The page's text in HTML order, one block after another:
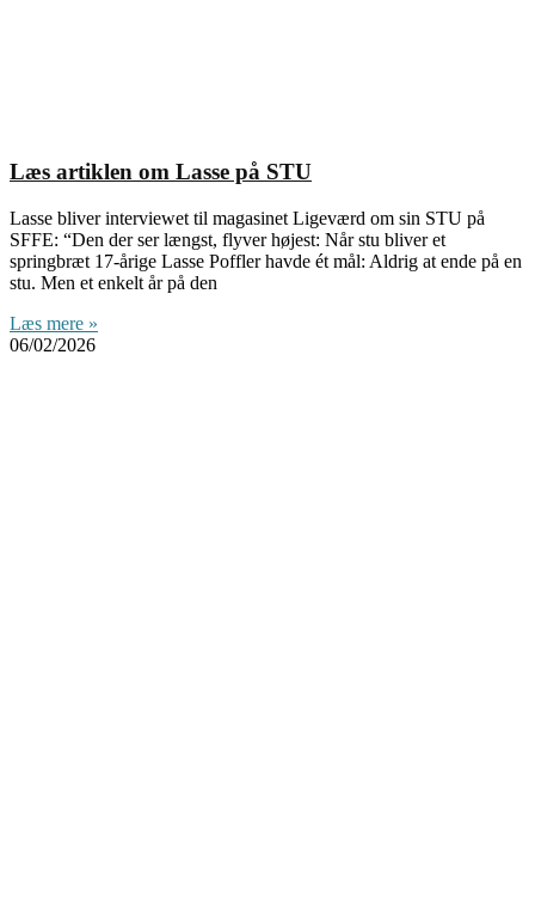
Læs artiklen om Lasse på STU
Lasse bliver interviewet til magasinet Ligeværd om sin STU på
SFFE: “Den der ser længst, flyver højest: Når stu bliver et
springbræt 17-årige Lasse Poffler havde ét mål: Aldrig at ende på en
stu. Men et enkelt år på den
Læs mere »
06/02/2026